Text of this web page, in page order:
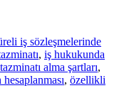
iş sözleşmelerinde
, iş hukukunda
alma şartları,
hesaplanması, özellikli